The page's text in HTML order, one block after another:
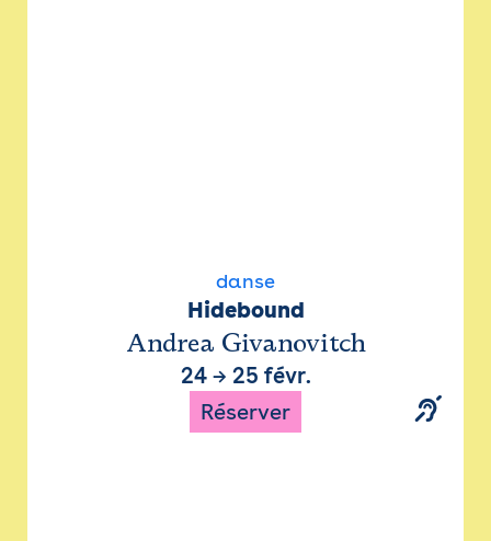
danse
Hidebound
Andrea Givanovitch
24→ 25 févr.
Réserver